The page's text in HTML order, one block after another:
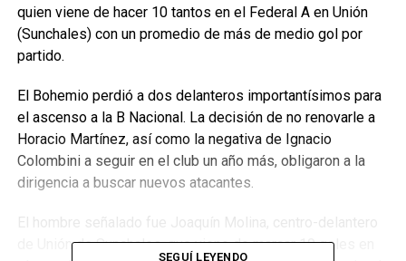
quien viene de hacer 10 tantos en el Federal A en Unión
(Sunchales) con un promedio de más de medio gol por
partido.
El Bohemio perdió a dos delanteros importantísimos para
el ascenso a la B Nacional. La decisión de no renovarle a
Horacio Martínez, así como la negativa de Ignacio
Colombini a seguir en el club un año más, obligaron a la
dirigencia a buscar nuevos atacantes.
El hombre señalado fue Joaquín Molina, centro-delantero
de Unión de Sunchales, que viene de marcar 10 goles en
SEGUÍ LEYENDO